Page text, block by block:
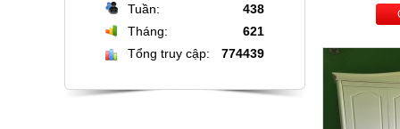
Bộ bàn đá tròn xoay cao cấp + 6
Tuần:
Tháng:
Tổng truy cập:
438
621
774439